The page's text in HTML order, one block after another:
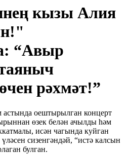
кызы Алия
“Авыр
рәхмәт!”
оештырылган концерт
өзек белән ачылды һәм
исән чагында куйган
сизенгәндәй, “истә калсын
булган.